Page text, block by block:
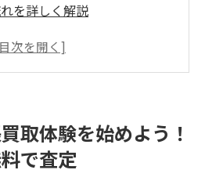
を詳しく解説
らす安心感
用する際の注意点
張買取のメリット
取体験を始めよう！
で査定